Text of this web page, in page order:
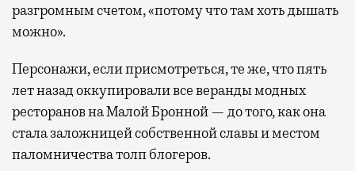
разгромным счетом, «потому что там хоть дышать
можно».
Персонажи, если присмотреться, те же, что пять
лет назад оккупировали все веранды модных
ресторанов на Малой Бронной — до того, как она
стала заложницей собственной славы и местом
паломничества толп блогеров.